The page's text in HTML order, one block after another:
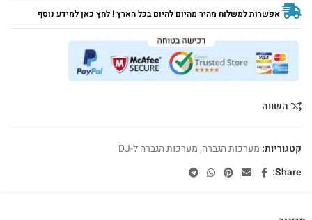
אפשרות למשלוח מהיר מהיום להיום בכל הארץ ! לחץ כאן למידע נוסף
השווה
קטגוריות: מערכות הגברה,מערכות הגברה ל-DJ
Share: